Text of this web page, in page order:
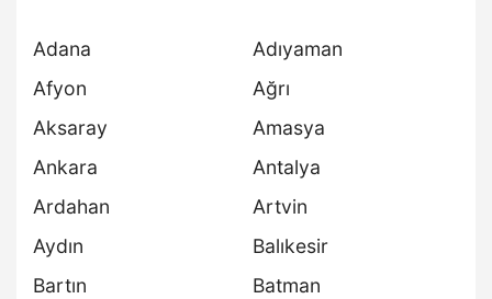
Adana
Adıyaman
Afyon
Ağrı
Aksaray
Amasya
Ankara
Antalya
Ardahan
Artvin
Aydın
Balıkesir
Bartın
Batman